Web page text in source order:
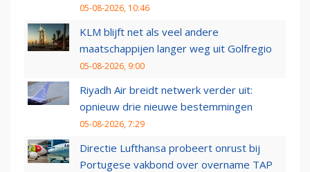
05-08-2026, 10:46
KLM blijft net als veel andere
maatschappijen langer weg uit Golfregio
05-08-2026, 9:00
Riyadh Air breidt netwerk verder uit:
opnieuw drie nieuwe bestemmingen
05-08-2026, 7:29
Directie Lufthansa probeert onrust bij
Portugese vakbond over overname TAP